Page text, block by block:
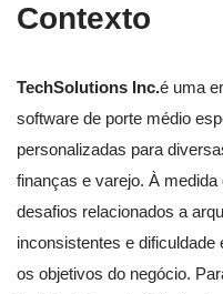
Contexto
TechSolutions Inc.é uma
software de porte médio
personalizadas para
finanças e varejo. À
desafios relacionados a
inconsistentes e
os objetivos do negócio.